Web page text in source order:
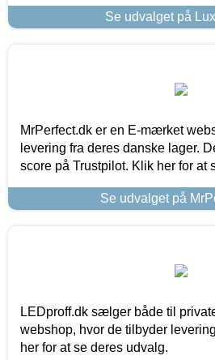
Se udvalget på
MrPerfect.dk er en E-mærket
levering fra deres danske lager.
score på Trustpilot. Klik her for at
Se udvalget på
LEDproff.dk sælger både til
webshop, hvor de tilbyder
her for at se deres udvalg.